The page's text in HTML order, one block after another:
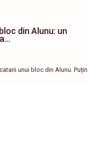
din Alunu: un
unui bloc din Alunu. Puțin